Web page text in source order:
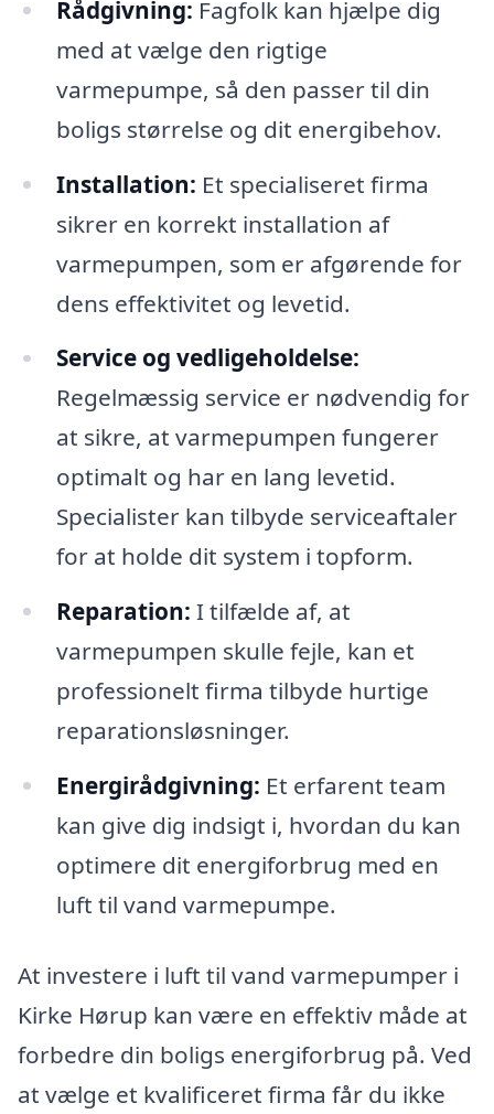
Rådgivning: Fagfolk kan hjælpe dig
med at vælge den rigtige
varmepumpe, så den passer til din
boligs størrelse og dit energibehov.
Installation: Et specialiseret firma
sikrer en korrekt installation af
varmepumpen, som er afgørende for
dens effektivitet og levetid.
Service og vedligeholdelse:
Regelmæssig service er nødvendig for
at sikre, at varmepumpen fungerer
optimalt og har en lang levetid.
Specialister kan tilbyde serviceaftaler
for at holde dit system i topform.
Reparation: I tilfælde af, at
varmepumpen skulle fejle, kan et
professionelt firma tilbyde hurtige
reparationsløsninger.
Energirådgivning: Et erfarent team
kan give dig indsigt i, hvordan du kan
optimere dit energiforbrug med en
luft til vand varmepumpe.
At investere i luft til vand varmepumper i
Kirke Hørup kan være en effektiv måde at
forbedre din boligs energiforbrug på. Ved
at vælge et kvalificeret firma får du ikke